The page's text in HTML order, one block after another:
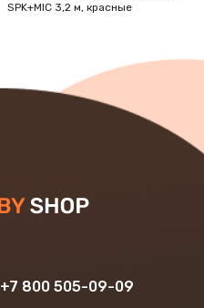
SPK+MIC 3,2 м, красные
+7 800 505-09-09